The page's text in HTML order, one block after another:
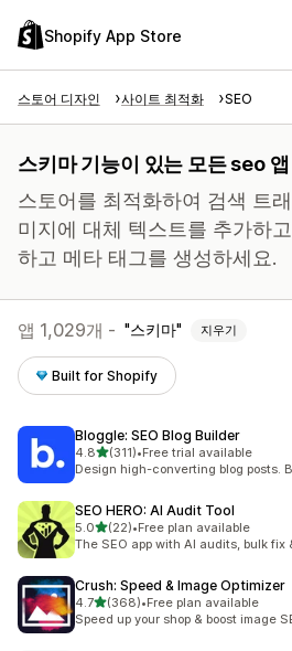
Shopify App Store
스토어 디자인 사이트 최적화 SEO
스키마 기능이 있는 모든 seo 앱
스토어를 최적화하여 검색 트
미지에 대체 텍스트를 추가하
하고 메타 태그를 생성하세요.
앱 1,029개 - 스키마 지우기
Built for Shopify
Bloggle: SEO Blog Builder
4.8별 5개 중
(311)
총 리뷰 311개
•Free trial available
Design high-converting blog posts.
SEO HERO: AI Audit Tool
5.0별 5개 중
(22)
총 리뷰 22개
•Free plan available
The SEO app with AI audits, bulk fix
Crush: Speed & Image Optimizer
4.7별 5개 중
(368)
총 리뷰 368개
•Free plan available
Speed up your shop & boost image